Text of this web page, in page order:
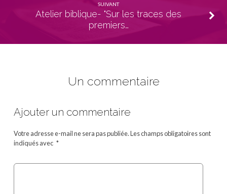
SUIVANT
Atelier biblique- "Sur les traces des
premiers…
Un commentaire
Ajouter un commentaire
Votre adresse e-mail ne sera pas publiée.Les champs obligatoires sont
indiqués avec *